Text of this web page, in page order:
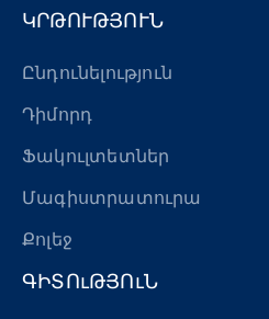
ԿՐԹՈՒԹՅՈՒՆ
Ընդունելություն
Դիմորդ
Ֆակուլտետներ
Մագիստրատուրա
Քոլեջ
ԳԻՏՈւԹՅՈւՆ